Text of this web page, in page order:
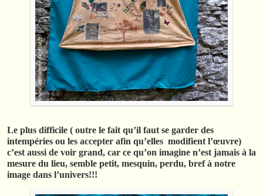
Le plus difficile ( outre le fait qu’il faut se garder des
intempéries ou les accepter afin qu’elles modifient l’œuvre)
c’est aussi de voir grand, car ce qu’on imagine n’est jamais à la
mesure du lieu, semble petit, mesquin, perdu, bref à notre
image dans l’univers!!!